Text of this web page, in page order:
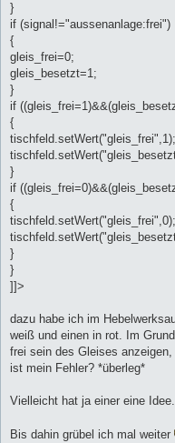
}
if (signal!="aussenanlage:frei")
{
gleis_frei=0;
gleis_besetzt=1;
}
if
{
tischfeld.setWert("gleis_frei",1);
}
if
{
tischfeld.setWert("gleis_frei",0);
}
}
]]>
dazu habe ich im
weiß und einen in rot. Im
frei sein des Gleises
ist mein Fehler? *überleg*
Vielleicht hat ja einer eine
Bis dahin grübel ich mal weiter